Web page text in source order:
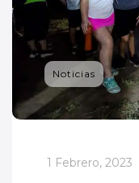
Noticias
_1 Febrero, 2023